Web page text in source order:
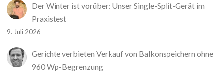
Der Winter ist vorüber: Unser Single-Split-Gerät im
Praxistest
9. Juli 2026
Gerichte verbieten Verkauf von Balkonspeichern ohne
960 Wp-Begrenzung